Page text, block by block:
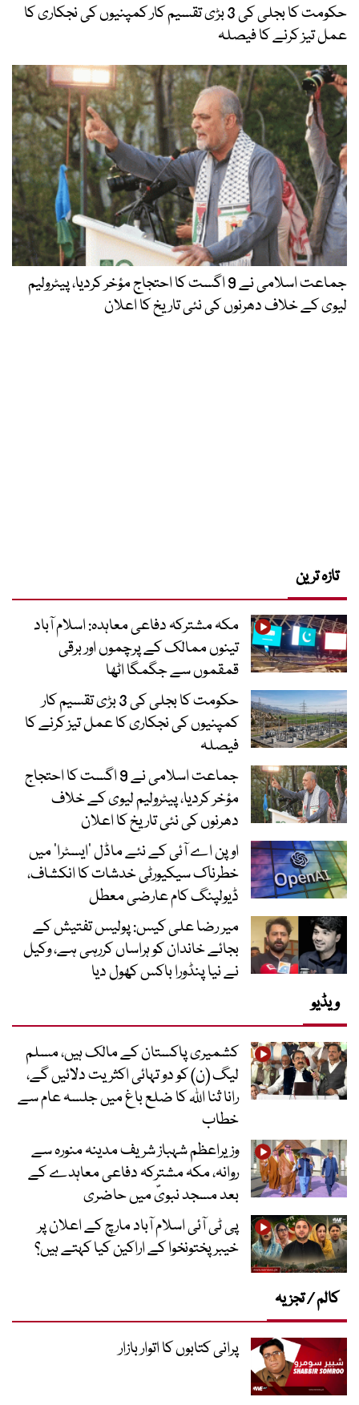
حکومت کا بجلی کی 3 بڑی تقسیم کار کمپنیوں کی نجکاری کا
عمل تیز کرنے کا فیصلہ
جماعت اسلامی نے 9 اگست کا احتجاج مؤخر کردیا، پیٹرولیم
لیوی کے خلاف دھرنوں کی نئی تاریخ کا اعلان
تازہ ترین
مکہ مشترکہ دفاعی معاہدہ: اسلام آباد
تینوں ممالک کے پرچموں اور برقی
قمقموں سے جگمگا اٹھا
حکومت کا بجلی کی 3 بڑی تقسیم کار
کمپنیوں کی نجکاری کا عمل تیز کرنے کا
فیصلہ
جماعت اسلامی نے 9 اگست کا احتجاج
مؤخر کردیا، پیٹرولیم لیوی کے خلاف
دھرنوں کی نئی تاریخ کا اعلان
اوپن اے آئی کے نئے ماڈل ’ایسٹرا‘ میں
خطرناک سیکیورٹی خدشات کا انکشاف،
ڈیولپنگ کام عارضی معطل
میر رضا علی کیس: پولیس تفتیش کے
بجائے خاندان کو ہراساں کررہی ہے، وکیل
نے نیا پنڈورا باکس کھول دیا
ویڈیو
کشمیری پاکستان کے مالک ہیں، مسلم
لیگ (ن) کو دو تہائی اکثریت دلائیں گے،
رانا ثنا اللہ کا ضلع باغ میں جلسہ عام سے
خطاب
وزیراعظم شہباز شریف مدینہ منورہ سے
روانہ، مکہ مشترکہ دفاعی معاہدے کے
بعد مسجد نبویؐ میں حاضری
پی ٹی آئی اسلام آباد مارچ کے اعلان پر
خیبر پختونخوا کے اراکین کیا کہتے ہیں؟
کالم / تجزیہ
پرانی کتابوں کا اتوار بازار